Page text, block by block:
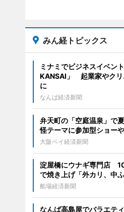
みん経トピックス
ミナミでビジネスイベン
KANSAI」 起業家やクリ
に
なんば経済新聞
弁天町の「空庭温泉」で
怪テーマに参加型ショー
大阪ベイ経済新聞
淀屋橋にウナギ専門店
で焼き上げ「外カリ、中
船場経済新聞
なんば高島屋でバラエテ